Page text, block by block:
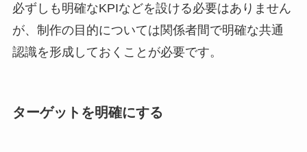
必ずしも明確なKPIなどを設ける必要はありません
が、制作の目的については関係者間で明確な共通
認識を形成しておくことが必要です。
ターゲットを明確にする